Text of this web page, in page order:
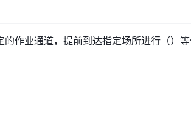
作业通道，提前到达指定场所进行（）